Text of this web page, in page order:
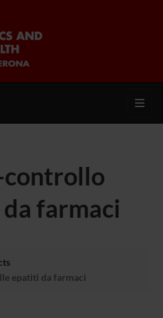
controllo
farmaci
epatiti da farmaci